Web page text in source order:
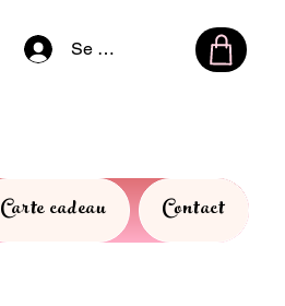
Se connecter
Carte cadeau Contact